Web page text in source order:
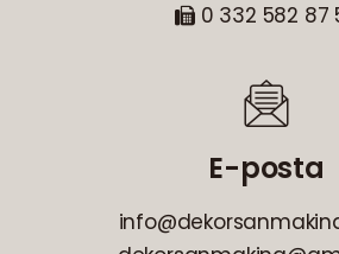
0 332 582 87
E-posta